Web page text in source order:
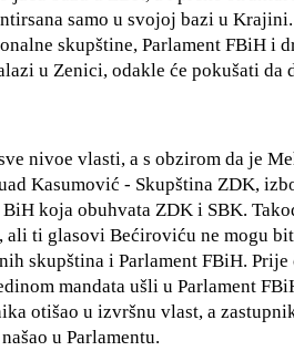
samo u svojoj bazi u Krajini.
skupštine, Parlament FBiH i
u Zenici, odakle će pokušati da
nivoe vlasti, a s obzirom da je
Kasumović - Skupština ZDK,
koja obuhvata ZDK i SBK.
ali ti glasovi Bećiroviću ne mogu
skupština i Parlament FBiH.
mandata ušli u Parlament
otišao u izvršnu vlast, a
u Parlamentu.